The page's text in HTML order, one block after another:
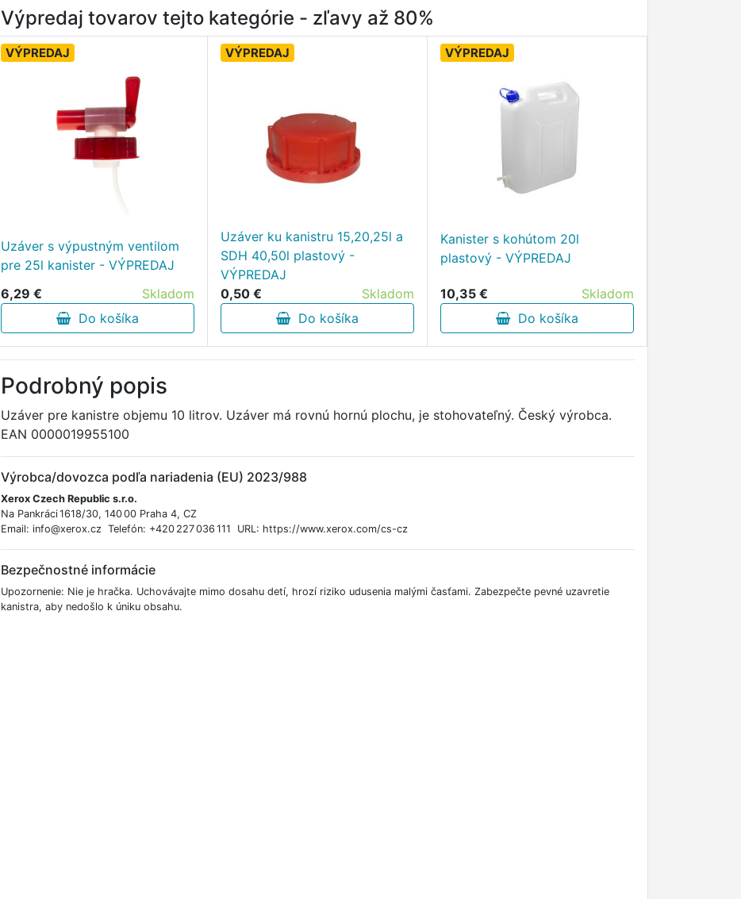
Výpredaj tovarov tejto kategórie - zľavy až 80%
VÝPREDAJ
Uzáver s výpustným ventilom
pre 25l kanister - VÝPREDAJ
6,29 €
Skladom
Do košíka
VÝPREDAJ
Uzáver ku kanistru 15,20,25l a
SDH 40,50l plastový -
VÝPREDAJ
0,50 €
Skladom
Do košíka
VÝPREDAJ
Kanister s kohútom 20l
plastový - VÝPREDAJ
10,35 €
Skladom
Do košíka
Podrobný popis
Uzáver pre kanistre objemu 10 litrov. Uzáver má rovnú hornú plochu, je stohovateľný. Český výrobca.
EAN 0000019955100
Výrobca/dovozca podľa nariadenia (EU) 2023/988
Xerox Czech Republic s.r.o.
Na Pankráci 1618/30, 140 00 Praha 4, CZ
Email: info@xerox.cz Telefón: +420 227 036 111 URL: https://www.xerox.com/cs-cz
Bezpečnostné informácie
Upozornenie: Nie je hračka. Uchovávajte mimo dosahu detí, hrozí riziko udusenia malými časťami. Zabezpečte pevné uzavretie
kanistra, aby nedošlo k úniku obsahu.